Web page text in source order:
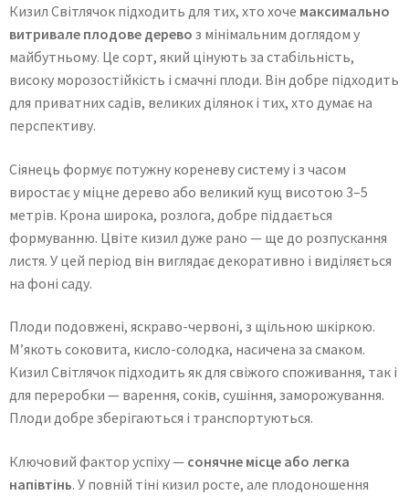
Кизил Світлячок підходить для тих, хто хоче максимально
витривале плодове дерево з мінімальним доглядом у
майбутньому. Це сорт, який цінують за стабільність,
високу морозостійкість і смачні плоди. Він добре підходить
для приватних садів, великих ділянок і тих, хто думає на
перспективу.
Сіянець формує потужну кореневу систему і з часом
виростає у міцне дерево або великий кущ висотою 3–5
метрів. Крона широка, розлога, добре піддається
формуванню. Цвіте кизил дуже рано — ще до розпускання
листя. У цей період він виглядає декоративно і виділяється
на фоні саду.
Плоди подовжені, яскраво-червоні, з щільною шкіркою.
М’якоть соковита, кисло-солодка, насичена за смаком.
Кизил Світлячок підходить як для свіжого споживання, так і
для переробки — варення, соків, сушіння, заморожування.
Плоди добре зберігаються і транспортуються.
Ключовий фактор успіху — сонячне місце або легка
напівтінь. У повній тіні кизил росте, але плодоношення